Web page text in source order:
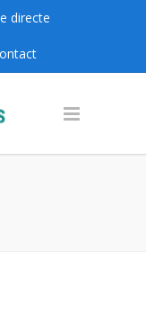
directe